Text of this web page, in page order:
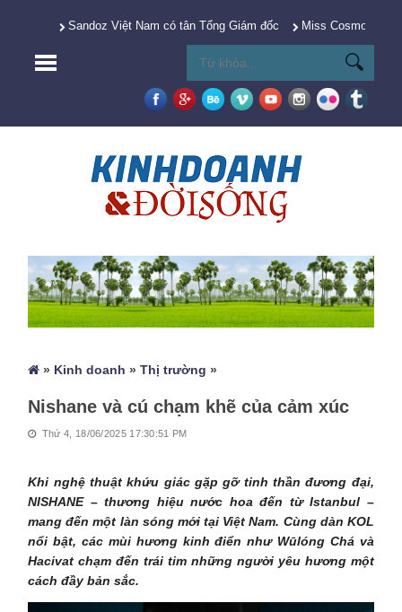
Sandoz Việt Nam có tân Tổng Giám đốc Miss Cosmo 2025
» Kinh doanh »Thị trường »
Nishane và cú chạm khẽ của cảm xúc
Thứ 4, 18/06/2025 17:30:51 PM
Khi nghệ thuật khứu giác gặp gỡ tinh thần đương đại,
NISHANE – thương hiệu nước hoa đến từ Istanbul –
mang đến một làn sóng mới tại Việt Nam. Cùng dàn KOL
nổi bật, các mùi hương kinh điển như Wūlóng Chá và
Hacivat chạm đến trái tim những người yêu hương một
cách đầy bản sắc.